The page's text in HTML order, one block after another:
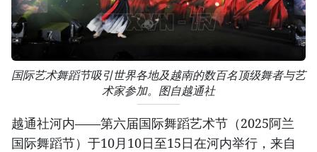
国际艺术舞蹈节吸引世界各地及越南的数百名顶级舞者与艺
术家参加。图自越通社
越通社河内——第六届国际舞蹈艺术节（2025阿兰
国际舞蹈节）于10月10日至15日在河内举行，来自